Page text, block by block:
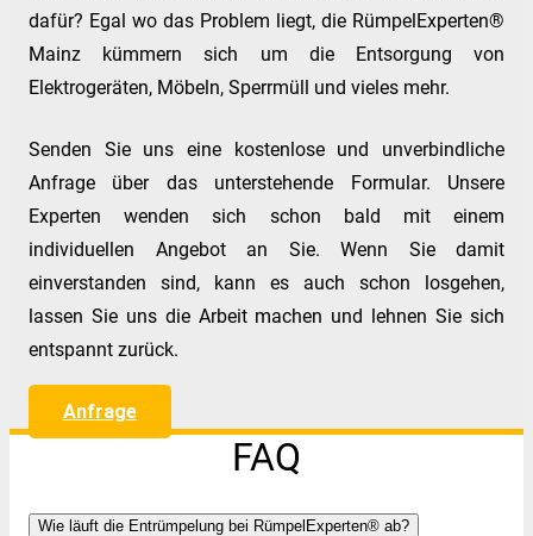
dafür? Egal wo das Problem liegt, die RümpelExperten®
Mainz kümmern sich um die Entsorgung von
Elektrogeräten, Möbeln, Sperrmüll und vieles mehr.
Senden Sie uns eine kostenlose und unverbindliche
Anfrage über das unterstehende Formular. Unsere
Experten wenden sich schon bald mit einem
individuellen Angebot an Sie. Wenn Sie damit
einverstanden sind, kann es auch schon losgehen,
lassen Sie uns die Arbeit machen und lehnen Sie sich
entspannt zurück.
Anfrage
FAQ
Wie läuft die Entrümpelung bei RümpelExperten® ab?